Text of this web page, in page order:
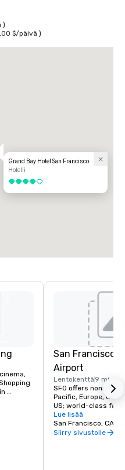
)
$/päivä )
Grand Bay Hotel San Francisco
Hotelli
4 / 5
San Francisco
Airport
Lentokenttä 9 mi
SFO offers nonstop
Pacific, Europe,
US; world-class
dining, and more!
Lue lisää
San Francisco, CA,
Siirry sivustolle